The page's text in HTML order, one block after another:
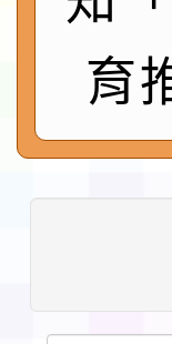
桃
開
「
轉
共學
習
教育
淨
116
育